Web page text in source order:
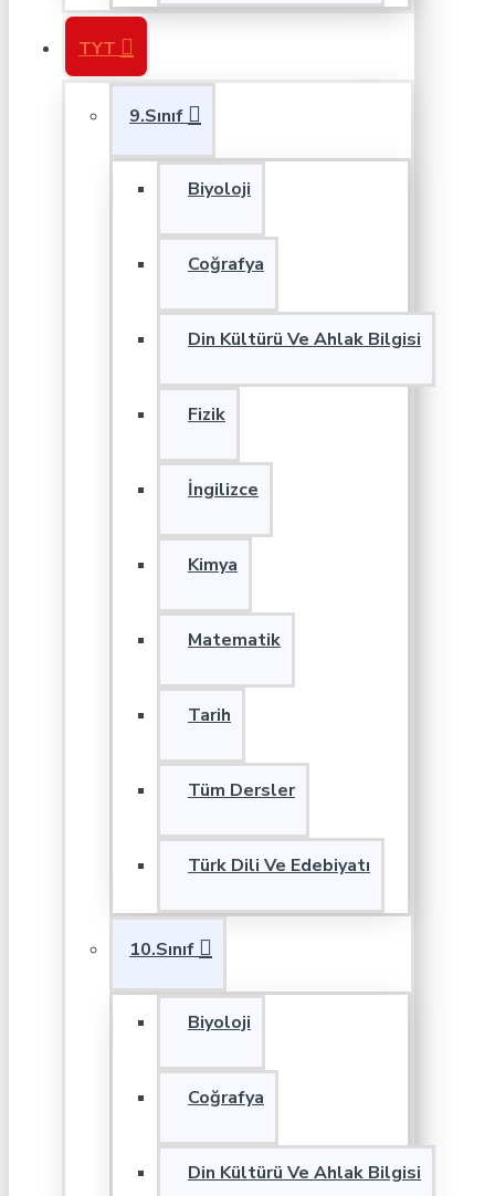
TYT
9.Sınıf
Biyoloji
Coğrafya
Din Kültürü Ve Ahlak Bilgisi
Fizik
İngilizce
Kimya
Matematik
Tarih
Tüm Dersler
Türk Dili Ve Edebiyatı
10.Sınıf
Biyoloji
Coğrafya
Din Kültürü Ve Ahlak Bilgisi